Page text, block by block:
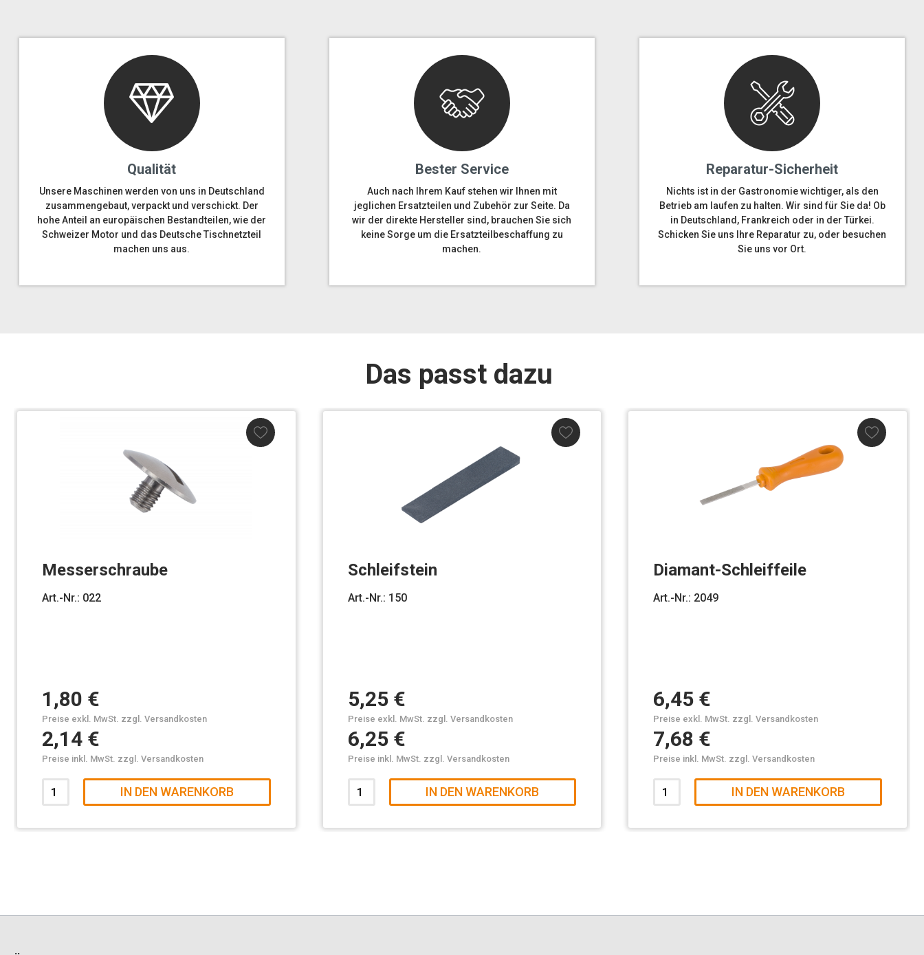
Qualität
Unsere Maschinen werden von uns in Deutschland
zusammengebaut, verpackt und verschickt. Der
hohe Anteil an europäischen Bestandteilen, wie der
Schweizer Motor und das Deutsche Tischnetzteil
machen uns aus.
Bester Service
Auch nach Ihrem Kauf stehen wir Ihnen mit
jeglichen Ersatzteilen und Zubehör zur Seite. Da
wir der direkte Hersteller sind, brauchen Sie sich
keine Sorge um die Ersatzteilbeschaffung zu
machen.
Reparatur-Sicherheit
Nichts ist in der Gastronomie wichtiger, als den
Betrieb am laufen zu halten. Wir sind für Sie da! Ob
in Deutschland, Frankreich oder in der Türkei.
Schicken Sie uns Ihre Reparatur zu, oder besuchen
Sie uns vor Ort.
Das passt dazu
Messerschraube
Art.-Nr.: 022
1,80 €
Preise exkl. MwSt. zzgl. Versandkosten
2,14 €
Preise inkl. MwSt. zzgl. Versandkosten
IN DEN WARENKORB
Schleifstein
Art.-Nr.: 150
5,25 €
Preise exkl. MwSt. zzgl. Versandkosten
6,25 €
Preise inkl. MwSt. zzgl. Versandkosten
IN DEN WARENKORB
Diamant-Schleiffeile
Art.-Nr.: 2049
6,45 €
Preise exkl. MwSt. zzgl. Versandkosten
7,68 €
Preise inkl. MwSt. zzgl. Versandkosten
IN DEN WARENKORB